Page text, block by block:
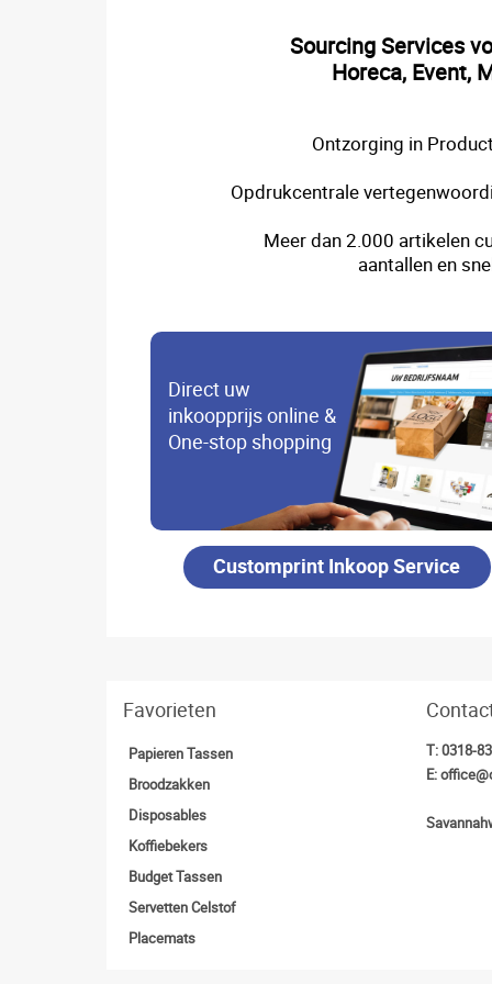
Sourcing Services
Horeca, Event,
Ontzorging in
Opdrukcentrale
Meer dan 2.000 artikelen
aantallen en
Direct uw
inkoopprijs online &
One-stop shopping
Customprint Inkoop Service
Favorieten
Papieren Tassen
Broodzakken
Disposables
Koffiebekers
Budget Tassen
Servetten Celstof
Placemats
T:0318-
E: